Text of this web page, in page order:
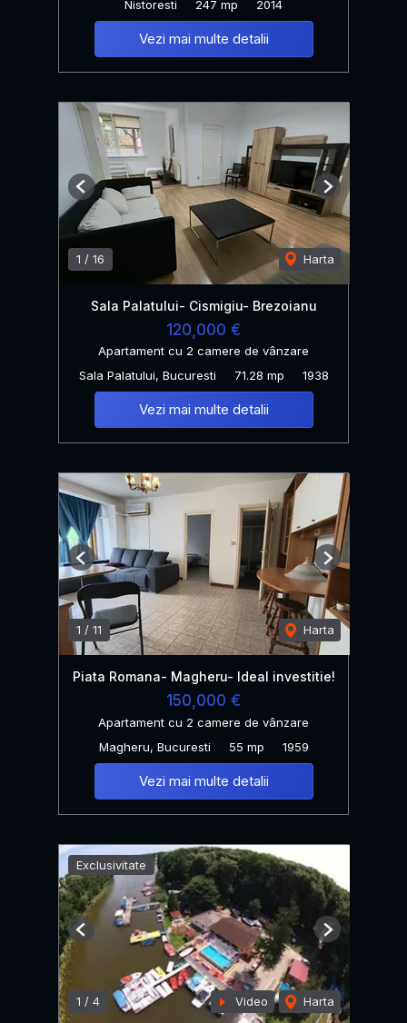
Nistoresti 247 mp 2014
Vezi mai multe detalii
1 / 16 Harta
Previous Next
Sala Palatului- Cismigiu- Brezoianu
120,000 €
Apartament cu 2 camere de vânzare
Sala Palatului, Bucuresti
71.28 mp 1938
Vezi mai multe detalii
1 / 11 Harta
Previous Next
Piata Romana- Magheru- Ideal investitie!
150,000 €
Apartament cu 2 camere de vânzare
Magheru, Bucuresti
55 mp 1959
Vezi mai multe detalii
Exclusivitate
1 / 4 Video Harta
Previous Next